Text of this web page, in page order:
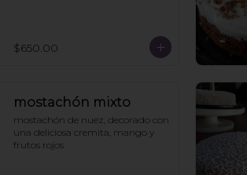
$650.00
mostachón mixto
mostachón de nuez, decorado con
una deliciosa cremita, mango y
frutos rojos